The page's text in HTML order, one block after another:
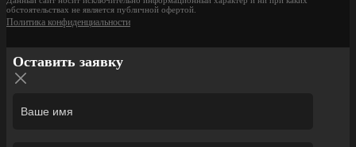
обстоятельствах не является публичной офертой.
Политика конфиденциальности
Оставить заявку